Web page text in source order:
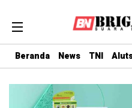
Beranda News TNI